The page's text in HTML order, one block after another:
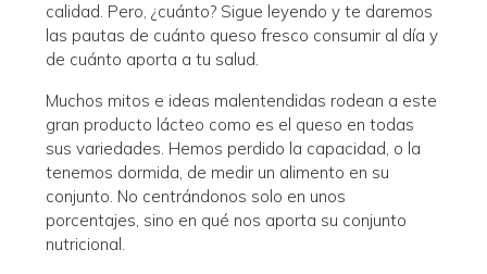
calidad. Pero, ¿cuánto? Sigue leyendo y te daremos
las pautas de cuánto queso fresco consumir al día y
de cuánto aporta a tu salud.
Muchos mitos e ideas malentendidas rodean a este
gran producto lácteo como es el queso en todas
sus variedades. Hemos perdido la capacidad, o la
tenemos dormida, de medir un alimento en su
conjunto. No centrándonos solo en unos
porcentajes, sino en qué nos aporta su conjunto
nutricional.